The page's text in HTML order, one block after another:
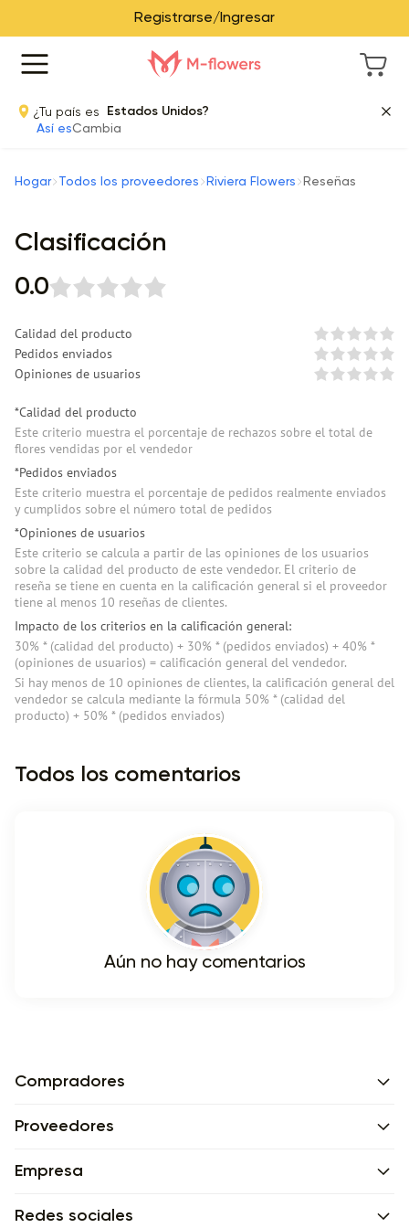
Registrarse/Ingresar
¿Tu país es
Estados Unidos?
Así esCambia
Hogar Todos los proveedores Riviera Flowers Reseñas
Clasificación
0.0
Calidad del producto
Pedidos enviados
Opiniones de usuarios
*Calidad del producto
Este criterio muestra el porcentaje de rechazos sobre el total de
flores vendidas por el vendedor
*Pedidos enviados
Este criterio muestra el porcentaje de pedidos realmente enviados
y cumplidos sobre el número total de pedidos
*Opiniones de usuarios
Este criterio se calcula a partir de las opiniones de los usuarios
sobre la calidad del producto de este vendedor. El criterio de
reseña se tiene en cuenta en la calificación general si el proveedor
tiene al menos 10 reseñas de clientes.
Impacto de los criterios en la calificación general:
30% * (сalidad del producto) + 30% * (pedidos enviados) + 40% *
(opiniones de usuarios) = calificación general del vendedor.
Si hay menos de 10 opiniones de clientes, la calificación general del
vendedor se calcula mediante la fórmula 50% * (сalidad del
producto) + 50% * (pedidos enviados)
Todos los comentarios
Aún no hay comentarios
Compradores
Proveedores
Empresa
Redes sociales